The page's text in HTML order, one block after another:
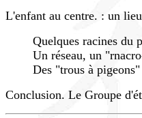
L'enfant au centre. : un
Quelques racines du
Un réseau, un
Des "trous à pigeons"
Conclusion. Le Groupe